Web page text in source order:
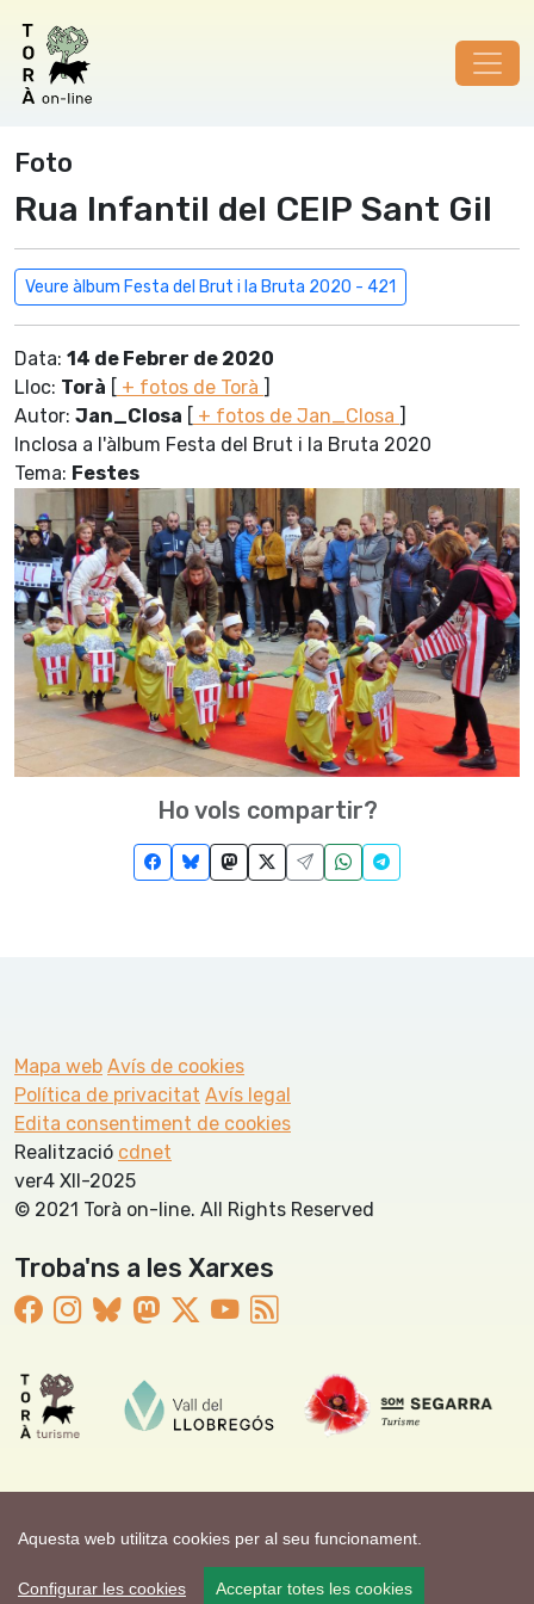
Aquesta web utilitza cookies per al seu funcionament.
Configurar les cookies Acceptar totes les cookies
Foto
Rua Infantil del CEIP Sant Gil
Veure àlbum Festa del Brut i la Bruta 2020 - 421
Data: 14 de Febrer de 2020
Lloc: Torà [ + fotos de Torà ]
Autor: Jan_Closa [ + fotos de Jan_Closa ]
Inclosa a l'àlbum Festa del Brut i la Bruta 2020
Tema: Festes
Ho vols compartir?
Mapa web Avís de cookies
Política de privacitat Avís legal
Edita consentiment de cookies
Realització cdnet
ver4 XII-2025
© 2021 Torà on-line. All Rights Reserved
Troba'ns a les Xarxes